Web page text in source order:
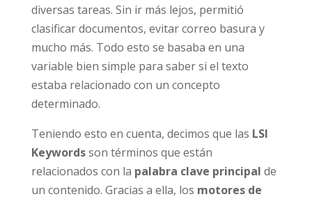
diversas tareas. Sin ir más lejos, permitió
clasificar documentos, evitar correo basura y
mucho más. Todo esto se basaba en una
variable bien simple para saber si el texto
estaba relacionado con un concepto
determinado.
Teniendo esto en cuenta, decimos que las LSI
Keywordsson términos que están
relacionados con la palabra clave principal de
un contenido. Gracias a ella, los motores de